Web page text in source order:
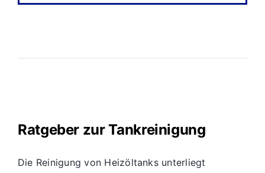
Ratgeber zur Tankreinigung
Die Reinigung von Heizöltanks unterliegt